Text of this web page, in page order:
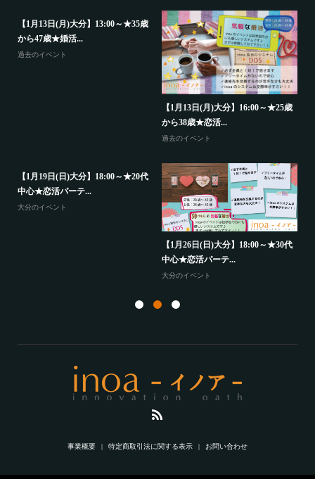
【1月13日(月)大分】13:00～★35歳
から47歳★婚活...
過去のイベント
【1月13日(月)大分】16:00～★25歳
から38歳★恋活...
過去のイベント
【1月19日(日)大分】18:00～★20代
中心★恋活パーテ...
大分のイベント
【1月26日(日)大分】18:00～★30代
中心★恋活パーテ...
大分のイベント
事業概要 特定商取引法に関する表示 お問い合わせ